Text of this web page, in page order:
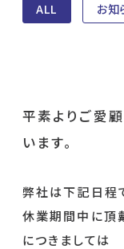
ALL お知
平素よりご愛
います。
弊社は下記日程
休業期間中に頂
につきましては